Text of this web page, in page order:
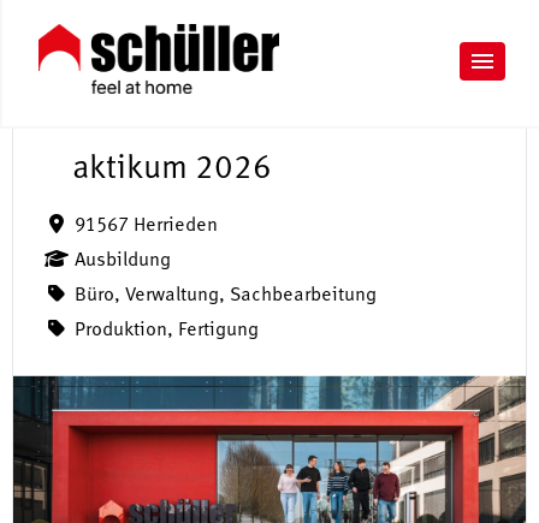
aktikum 2026
91567 Herrieden
Ausbildung
Büro, Verwaltung, Sachbearbeitung
Produktion, Fertigung